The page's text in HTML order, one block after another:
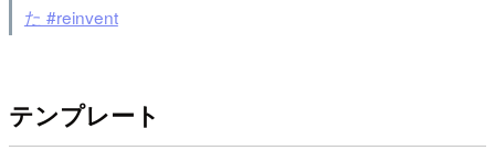
た #reinvent
テンプレート